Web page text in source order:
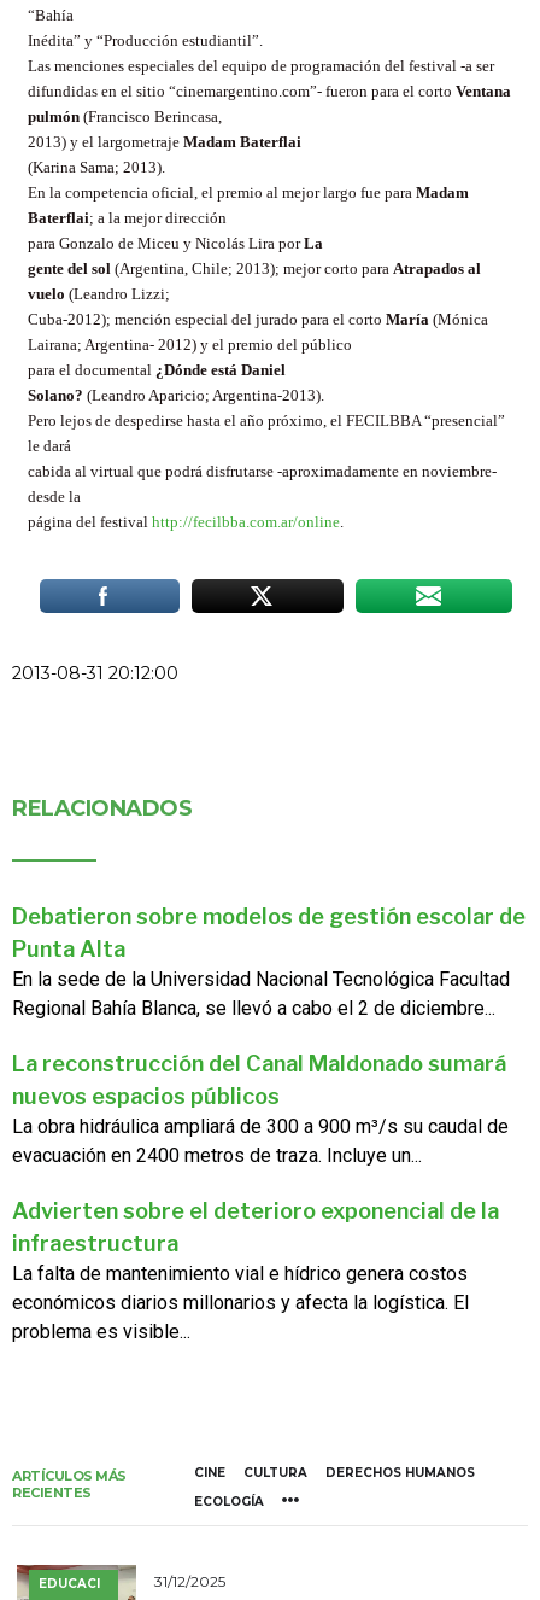
“Bahía
Inédita” y “Producción estudiantil”.
Las menciones especiales del equipo de programación del festival -a ser
difundidas en el sitio “cinemargentino.com”- fueron para el corto Ventana
pulmón (Francisco Berincasa,
2013) y el largometraje Madam Baterflai
(Karina Sama; 2013).
En la competencia oficial, el premio al mejor largo fue para Madam
Baterflai; a la mejor dirección
para Gonzalo de Miceu y Nicolás Lira porLa
gente del sol (Argentina, Chile; 2013); mejor corto para Atrapados al
vuelo (Leandro Lizzi;
Cuba-2012); mención especial del jurado para el corto María (Mónica
Lairana; Argentina- 2012) y el premio del público
para el documental ¿Dónde está Daniel
Solano? (Leandro Aparicio; Argentina-2013).
Pero lejos de despedirse hasta el año próximo, el FECILBBA “presencial”
le dará
cabida al virtual que podrá disfrutarse -aproximadamente en noviembre-
desde la
página del festival http://fecilbba.com.ar/online.
2013-08-31 20:12:00
RELACIONADOS
Debatieron sobre modelos de gestión escolar de
Punta Alta
En la sede de la Universidad Nacional Tecnológica Facultad
Regional Bahía Blanca, se llevó a cabo el 2 de diciembre...
La reconstrucción del Canal Maldonado sumará
nuevos espacios públicos
La obra hidráulica ampliará de 300 a 900 m³/s su caudal de
evacuación en 2400 metros de traza. Incluye un...
Advierten sobre el deterioro exponencial de la
infraestructura
La falta de mantenimiento vial e hídrico genera costos
económicos diarios millonarios y afecta la logística. El
problema es visible...
ARTÍCULOS MÁS
RECIENTES
CINE CULTURA
DERECHOS HUMANOS
ECOLOGÍA
EDUCACI 31/12/2025